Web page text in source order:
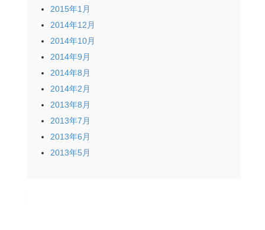
2015年1月
2014年12月
2014年10月
2014年9月
2014年8月
2014年2月
2013年8月
2013年7月
2013年6月
2013年5月